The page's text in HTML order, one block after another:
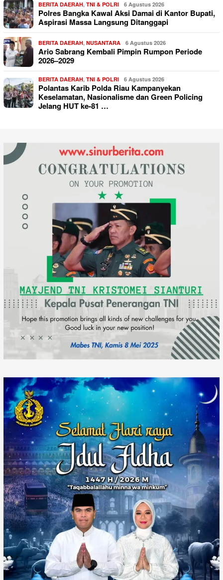
BERITA DAERAH, TNI & POLRI 6 Agustus 2026
Polres Bangka Kawal Aksi Damai di Kantor Bupati,
Aspirasi Massa Langsung Ditanggapi
BERITA DAERAH, NUSANTARA 6 Agustus 2026
Ario Sabrang Kembali Pimpin Rumpon Periode
2026–2029
BERITA DAERAH, TNI & POLRI 6 Agustus 2026
Polantas Karib Polda Riau Kampanyekan
Keselamatan, Nasionalisme dan Green Policing
Jelang HUT ke-81 …